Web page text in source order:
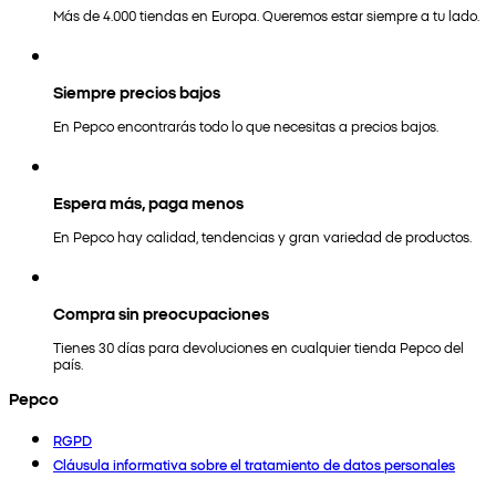
Más de 4.000 tiendas en Europa. Queremos estar siempre a tu lado.
Siempre precios bajos
En Pepco encontrarás todo lo que necesitas a precios bajos.
Espera más, paga menos
En Pepco hay calidad, tendencias y gran variedad de productos.
Compra sin preocupaciones
Tienes 30 días para devoluciones en cualquier tienda Pepco del
país.
Pepco
RGPD
Cláusula informativa sobre el tratamiento de datos personales